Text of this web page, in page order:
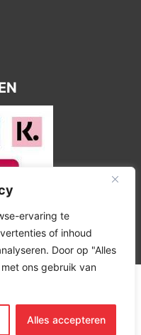
ervaring te
of inhoud
Door op "Alles
ons gebruik van
Alles accepteren
Corner